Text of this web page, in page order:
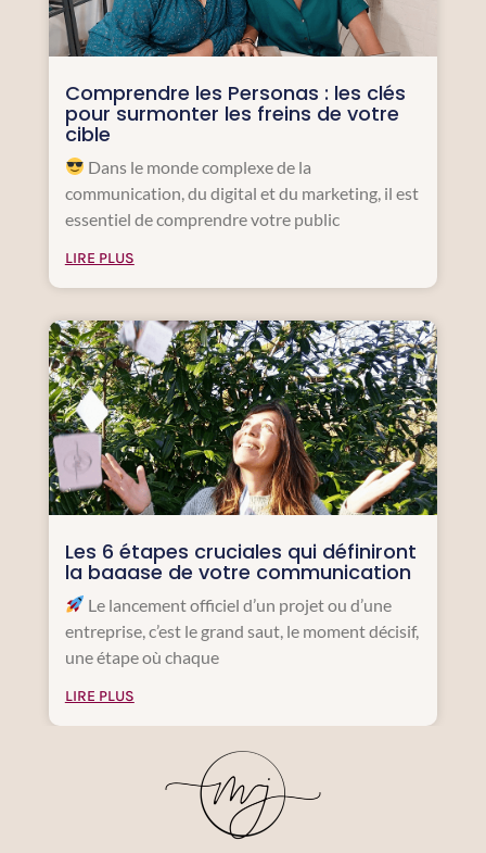
Comprendre les Personas : les clés
pour surmonter les freins de votre
cible
Dans le monde complexe de la
communication, du digital et du marketing, il est
essentiel de comprendre votre public
LIRE PLUS
Les 6 étapes cruciales qui définiront
la baaase de votre communication
Le lancement officiel d’un projet ou d’une
entreprise, c’est le grand saut, le moment décisif,
une étape où chaque
LIRE PLUS